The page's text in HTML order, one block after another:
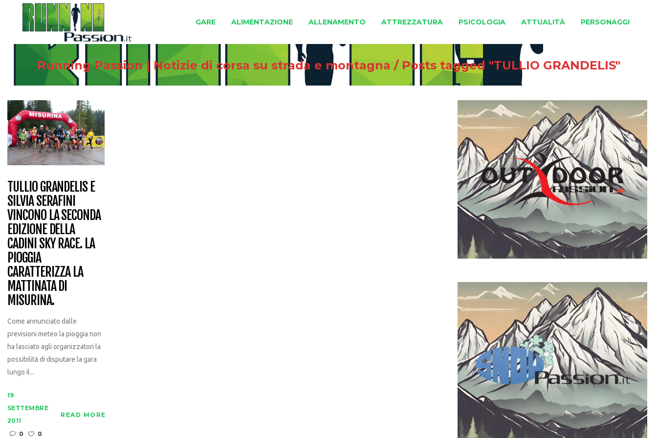
GARE ALIMENTAZIONE ALLENAMENTO ATTREZZATURA PSICOLOGIA ATTUALITÀ PERSONAGGI
Running Passion | Notizie di corsa su strada e montagna/Posts tagged "TULLIO GRANDELIS"
TULLIO GRANDELIS E
SILVIA SERAFINI
VINCONO LA SECONDA
EDIZIONE DELLA
CADINI SKY RACE. LA
PIOGGIA
CARATTERIZZA LA
MATTINATA DI
MISURINA.
Come annunciato dalle
previsioni meteo la pioggia non
ha lasciato agli organizzatori la
possibilità di disputare la gara
lungo il...
19
SETTEMBRE
2011
0
0
READ MORE